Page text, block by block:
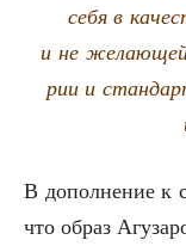
себя в
и не
рии и
В допол­не­ние к
что образ